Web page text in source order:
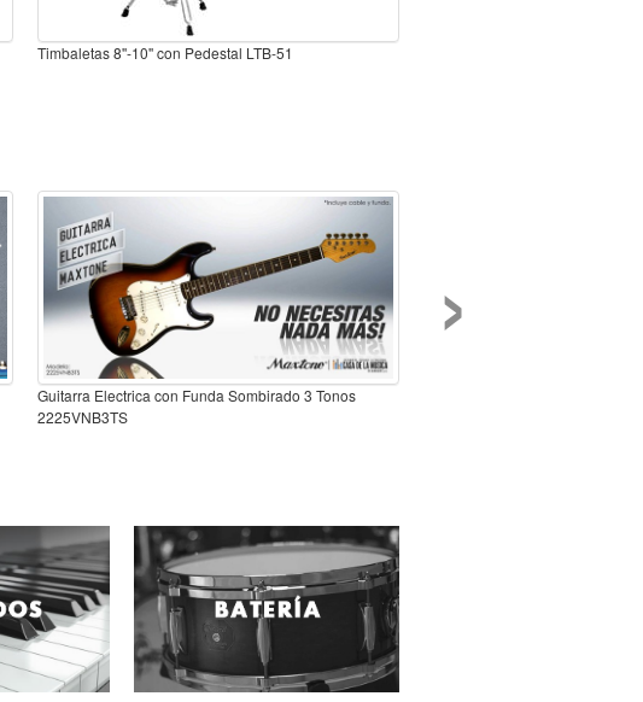
Timbaletas 8''-10'' con Pedestal LTB-51
Guitarra Electrica con Funda Sombirado 3 Tonos
2225VNB3TS
›